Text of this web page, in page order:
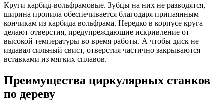
Круги карбид-вольфрамовые. Зубцы на них не разводятся,
ширина пропила обеспечивается благодаря припаянным
кончикам из карбида вольфрама. Нередко в корпусе круга
делают отверстия, предупреждающие искривление от
высокой температуры во время работы. А чтобы диск не
издавал сильный свист, отверстия частично закрываются
вставками из мягких сплавов.
Преимущества циркулярных станков
по дереву